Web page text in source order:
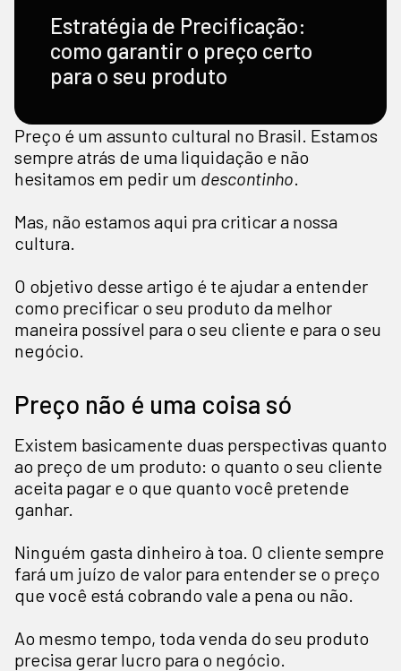
Estratégia de Precificação:
como garantir o preço certo
para o seu produto
Preço é um assunto cultural no Brasil. Estamos
sempre atrás de uma liquidação e não
hesitamos em pedir um descontinho.
Mas, não estamos aqui pra criticar a nossa
cultura.
O objetivo desse artigo é te ajudar a entender
como precificar o seu produto da melhor
maneira possível para o seu cliente e para o seu
negócio.
Preço não é uma coisa só
Existem basicamente duas perspectivas quanto
ao preço de um produto: o quanto o seu cliente
aceita pagar e o que quanto você pretende
ganhar.
Ninguém gasta dinheiro à toa. O cliente sempre
fará um juízo de valor para entender se o preço
que você está cobrando vale a pena ou não.
Ao mesmo tempo, toda venda do seu produto
precisa gerar lucro para o negócio.